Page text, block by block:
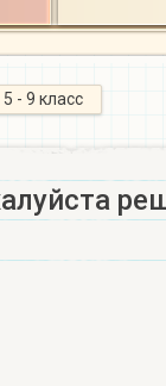
5 - 9 класс